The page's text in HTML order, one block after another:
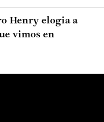
Henry elogia a
vimos en